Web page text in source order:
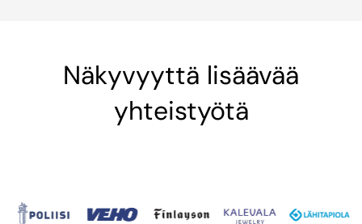
Näkyvyyttä lisäävää
yhteistyötä